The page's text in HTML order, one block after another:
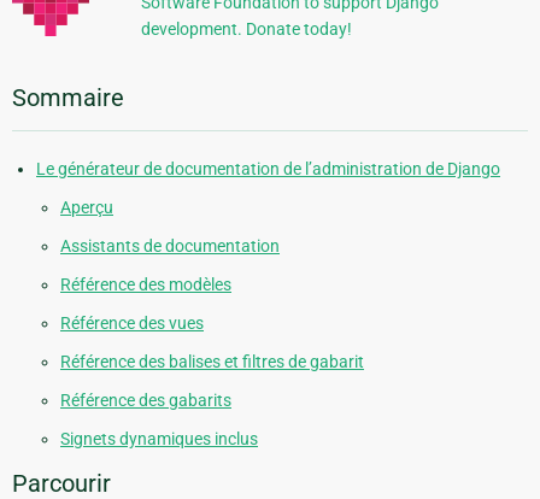
development. Donate today!
Sommaire
Le générateur de documentation de l’administration de Django
Aperçu
Assistants de documentation
Référence des modèles
Référence des vues
Référence des balises et filtres de gabarit
Référence des gabarits
Signets dynamiques inclus
Parcourir